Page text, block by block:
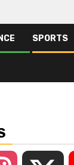
SPORTS